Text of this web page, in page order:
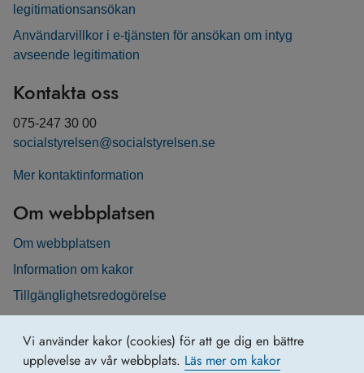
Vi använder kakor (cookies) för att ge dig en bättre
upplevelse av vår webbplats. Läs mer om kakor
legitimationsansökan
Användarvillkor i e-tjänsten för ansökan om intyg
avseende legitimation
Kontakta oss
075-247 30 00
socialstyrelsen@socialstyrelsen.se
Mer kontaktinformation
Om webbplatsen
Om webbplatsen
Information om kakor
Tillgänglighetsredogörelse